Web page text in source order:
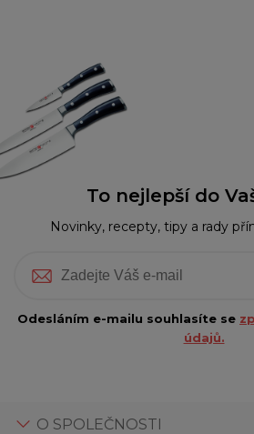
To nejlepší do
Novinky, recepty, tipy a rady
Odesláním e-mailu souhlasíte se
údajů.
O SPOLEČNOSTI